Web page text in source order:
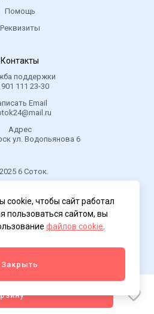
Помощь
Реквизиты
Контакты
поддержки
111 23-30
Email
Адрес
ул. Водопьянова 6
6 Соток.
.
чтобы сайт работал
пользоваться сайтом, вы
файлов cookie
Закрыть